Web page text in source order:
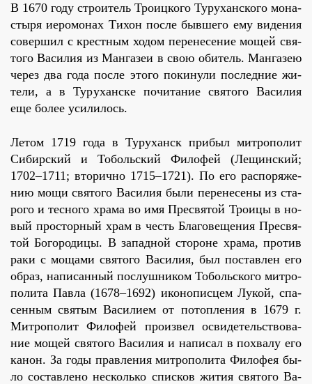
В 1670 го­ду стро­и­тель Тро­иц­ко­го Ту­ру­хан­ско­го мо­на­
сты­ря иеро­мо­нах Ти­хон по­сле быв­ше­го ему ви­де­ния
со­вер­шил с крест­ным хо­дом пе­ре­не­се­ние мо­щей свя­
то­го Ва­си­лия из Ман­га­зеи в свою оби­тель. Ман­га­зею
через два го­да по­сле это­го по­ки­ну­ли по­след­ние жи­
те­ли, а в Ту­ру­хан­ске по­чи­та­ние свя­то­го Ва­си­лия
еще бо­лее уси­ли­лось.
Ле­том 1719 го­да в Ту­ру­ханск при­был мит­ро­по­лит
Си­бир­ский и То­боль­ский Фило­фей (Ле­щин­ский;
1702–1711; вто­рич­но 1715–1721). По его рас­по­ря­же­
нию мо­щи свя­то­го Ва­си­лия бы­ли пе­ре­не­се­ны из ста­
ро­го и тес­но­го хра­ма во имя Пре­свя­той Тро­и­цы в но­
вый про­стор­ный храм в честь Бла­го­ве­ще­ния Пре­свя­
той Бо­го­ро­ди­цы. В за­пад­ной сто­роне хра­ма, про­тив
ра­ки с мо­ща­ми свя­то­го Ва­си­лия, был по­став­лен его
об­раз, на­пи­сан­ный по­слуш­ни­ком То­боль­ско­го мит­ро­
по­ли­та Пав­ла (1678–1692) ико­но­пис­цем Лу­кой, спа­
сен­ным свя­тым Ва­си­ли­ем от по­топ­ле­ния в 1679 г.
Мит­ро­по­лит Фило­фей про­из­вел осви­де­тель­ство­ва­
ние мо­щей свя­то­го Ва­си­лия и на­пи­сал в по­хва­лу его
ка­нон. За го­ды прав­ле­ния мит­ро­по­ли­та Фило­фея бы­
ло со­став­ле­но несколь­ко спис­ков жи­тия свя­то­го Ва­